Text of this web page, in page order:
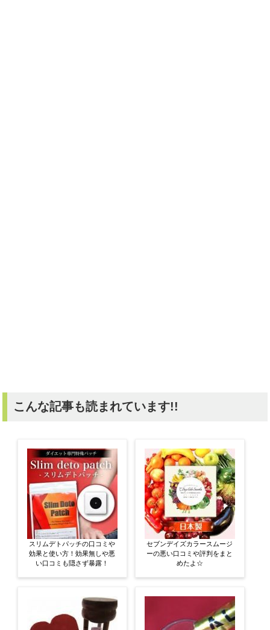
こんな記事も読まれています!!
スリムデトパッチの口コミや
効果と使い方！効果無しや悪
い口コミも隠さず暴露！
セブンデイズカラースムージ
ーの悪い口コミや評判をまと
めたよ☆